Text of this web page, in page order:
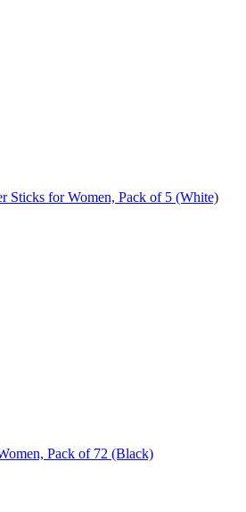
for Women, Pack of 5 (White)
Pack of 72 (Black)